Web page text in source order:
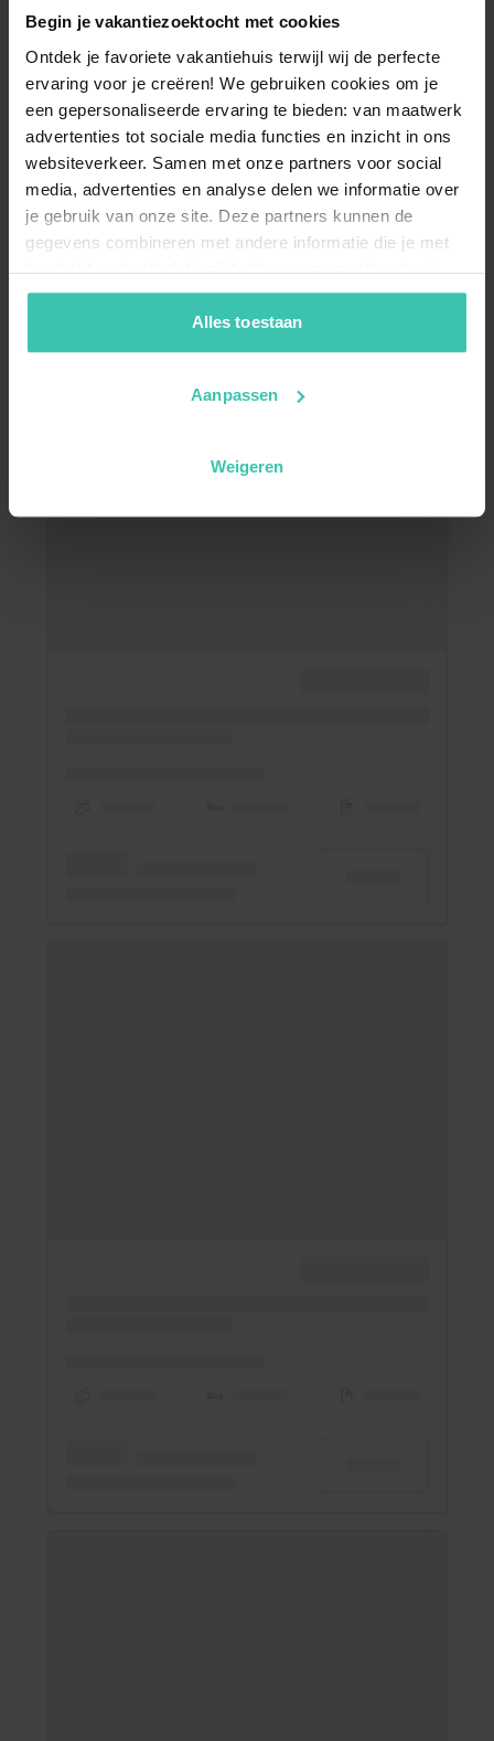
Begin je vakantiezoektocht met cookies
Ontdek je favoriete vakantiehuis terwijl wij de perfecte
ervaring voor je creëren! We gebruiken cookies om je
een gepersonaliseerde ervaring te bieden: van maatwerk
advertenties tot sociale media functies en inzicht in ons
websiteverkeer. Samen met onze partners voor social
media, advertenties en analyse delen we informatie over
je gebruik van onze site. Deze partners kunnen de
gegevens combineren met andere informatie die je met
hen hebt gedeeld of die zij hebben verzameld op basis
van je gebruik van hun diensten. Zo zorgen we ervoor dat
jouw vakantiezoektocht soepel en op maat verloopt!
Alles toestaan
Aanpassen
Weigeren